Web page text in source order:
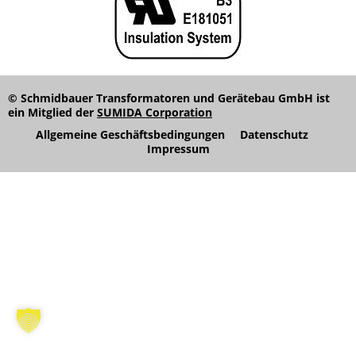
© Schmidbauer Transformatoren und Gerätebau GmbH ist
ein Mitglied der SUMIDA Corporation
Allgemeine Geschäftsbedingungen
Datenschutz
Impressum